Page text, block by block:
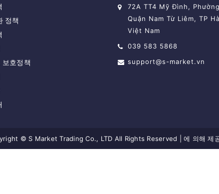
정책
보호정책
72A TT4 Mỹ Đình,
Quận Nam Từ Liêm, TP
Việt Nam
039 583 5868
support@s-market.vn
© S Market Trading Co., LTD All Rights Reserved 에 의해 제